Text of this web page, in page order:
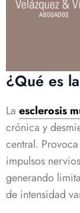
¿Qué es la
La esclerosis
crónica y
central.
impulsos
generando
de intensidad